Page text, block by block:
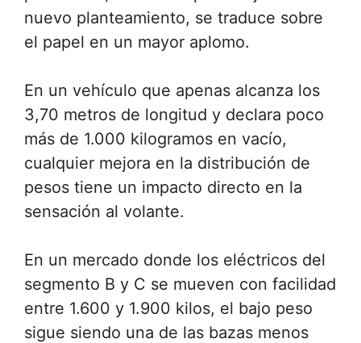
nuevo planteamiento, se traduce sobre
el papel en un mayor aplomo.
En un vehículo que apenas alcanza los
3,70 metros de longitud y declara poco
más de 1.000 kilogramos en vacío,
cualquier mejora en la distribución de
pesos tiene un impacto directo en la
sensación al volante.
En un mercado donde los eléctricos del
segmento B y C se mueven con facilidad
entre 1.600 y 1.900 kilos, el bajo peso
sigue siendo una de las bazas menos